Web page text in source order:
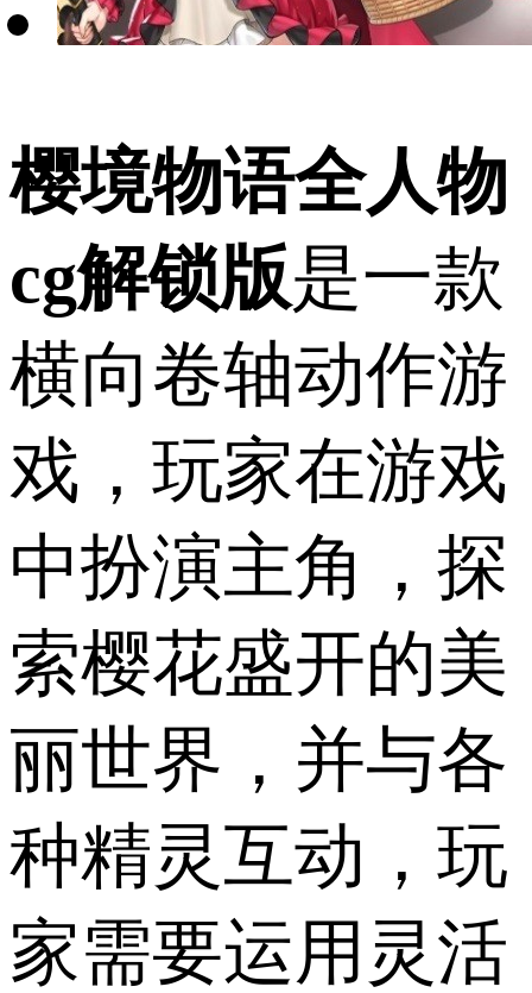
樱境物语全人物
cg解锁版是一款
横向卷轴动作游
戏，玩家在游戏
中扮演主角，探
索樱花盛开的美
丽世界，并与各
种精灵互动，玩
家需要运用灵活